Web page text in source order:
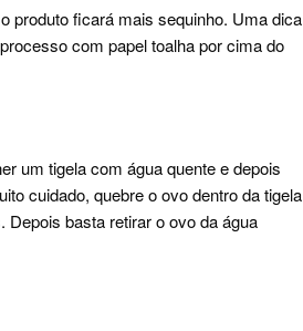
produto ficará mais sequinho. Uma dica
com papel toalha por cima do
um tigela com água quente e depois
cuidado, quebre o ovo dentro da tigela
basta retirar o ovo da água